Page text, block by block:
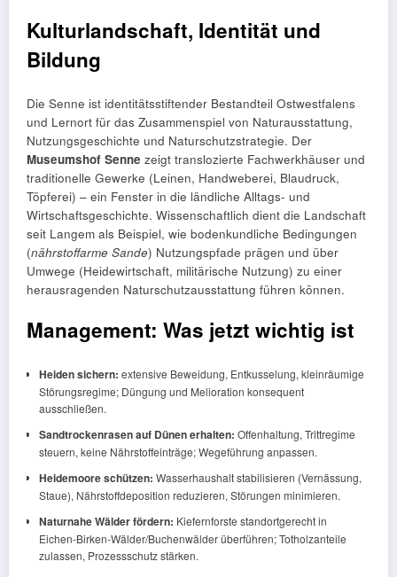
Kulturlandschaft, Identität und
Bildung
Die Senne ist identitätsstiftender Bestandteil Ostwestfalens
und Lernort für das Zusammenspiel von Naturausstattung,
Nutzungsgeschichte und Naturschutzstrategie. Der
Museumshof Senne zeigt translozierte Fachwerkhäuser und
traditionelle Gewerke (Leinen, Handweberei, Blaudruck,
Töpferei) – ein Fenster in die ländliche Alltags‑ und
Wirtschaftsgeschichte. Wissenschaftlich dient die Landschaft
seit Langem als Beispiel, wie bodenkundliche Bedingungen
(nährstoffarme Sande) Nutzungspfade prägen und über
Umwege (Heidewirtschaft, militärische Nutzung) zu einer
herausragenden Naturschutzausstattung führen können.
Management: Was jetzt wichtig ist
Heiden sichern: extensive Beweidung, Entkusselung, kleinräumige
Störungsregime; Düngung und Melioration konsequent
ausschließen.
Sandtrockenrasen auf Dünen erhalten: Offenhaltung, Trittregime
steuern, keine Nährstoffeinträge; Wegeführung anpassen.
Heidemoore schützen: Wasserhaushalt stabilisieren (Vernässung,
Staue), Nährstoffdeposition reduzieren, Störungen minimieren.
Naturnahe Wälder fördern: Kiefernforste standortgerecht in
Eichen‑Birken‑Wälder/Buchenwälder überführen; Totholzanteile
zulassen, Prozessschutz stärken.